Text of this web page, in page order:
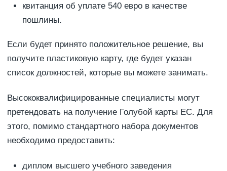
квитанция об уплате 540 евро в качестве
пошлины.
Если будет принято положительное решение, вы
получите пластиковую карту, где будет указан
список должностей, которые вы можете занимать.
Высококвалифицированные специалисты могут
претендовать на получение Голубой карты ЕС. Для
этого, помимо стандартного набора документов
необходимо предоставить:
диплом высшего учебного заведения